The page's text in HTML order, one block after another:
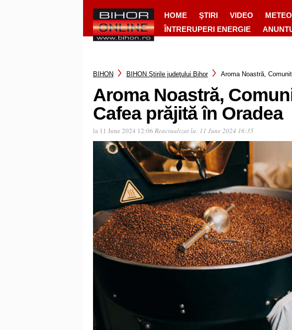
HOME ŞTIRI VIDEO METEO
ÎNTRERUPERI ENERGIE
BIHON BIHON Ştirile judeţului Bihor Aroma Noastră,
Aroma Noastră,
Cafea prăjită în Oradea
la 11 June 2024 12:06 Reactualizat la: 11 June 2024 16:35